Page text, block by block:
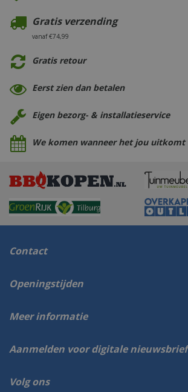
Gratis verzending
vanaf €74,99
Gratis retour
Eerst zien dan betalen
Eigen bezorg- & installatieservice
We komen wanneer het jou uitkomt
Contact
Volg ons
Openingstijden
Meer informatie
Aanmelden voor digitale nieuwsbrief